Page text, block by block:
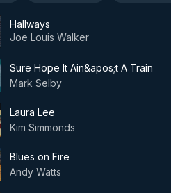
Hallways
Joe Louis Walker
Sure Hope It Ain&apos;t A Train
Mark Selby
Laura Lee
Kim Simmonds
Blues on Fire
Andy Watts